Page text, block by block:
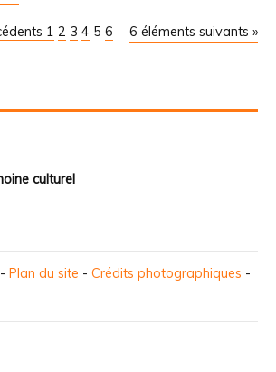
6 éléments suivants »
1 2 3 4 5 6
culturel
- Plan du site - Crédits photographiques -